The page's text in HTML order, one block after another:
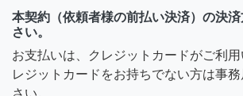
本契約（依頼者様の前払い決済）の決
さい。
お支払いは、クレジットカードがご利
レジットカードをお持ちでない方は事
さい。